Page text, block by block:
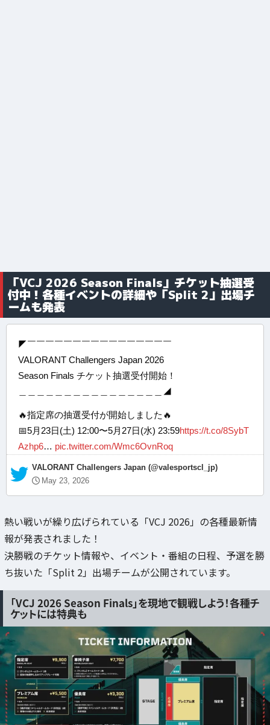
「VCJ 2026 Season Finals」チケット抽選受
付中！各種イベントの詳細や「Split 2」出場チ
ームも発表
◤￣￣￣￣￣￣￣￣￣￣￣￣￣￣￣￣
VALORANT Challengers Japan 2026
Season Finals チケット抽選受付開始！
＿＿＿＿＿＿＿＿＿＿＿＿＿＿＿＿◢
🔥指定席の抽選受付が開始しました🔥
📅5月23日(土) 12:00〜5月27日(水) 23:59https://t.co/8SybT
Azhp6… pic.twitter.com/Wmc6OvnRoq
— VALORANT Challengers Japan (@valesportscl_jp)
May 23, 2026
熱い戦いが繰り広げられている「VCJ 2026」の各種最新情
報が発表されました！
決勝戦のチケット情報や、イベント・番組の日程、予選を勝
ち抜いた「Split 2」出場チームが公開されています。
「VCJ 2026 Season Finals」を現地で観戦しよう！各種チ
ケットには特典も